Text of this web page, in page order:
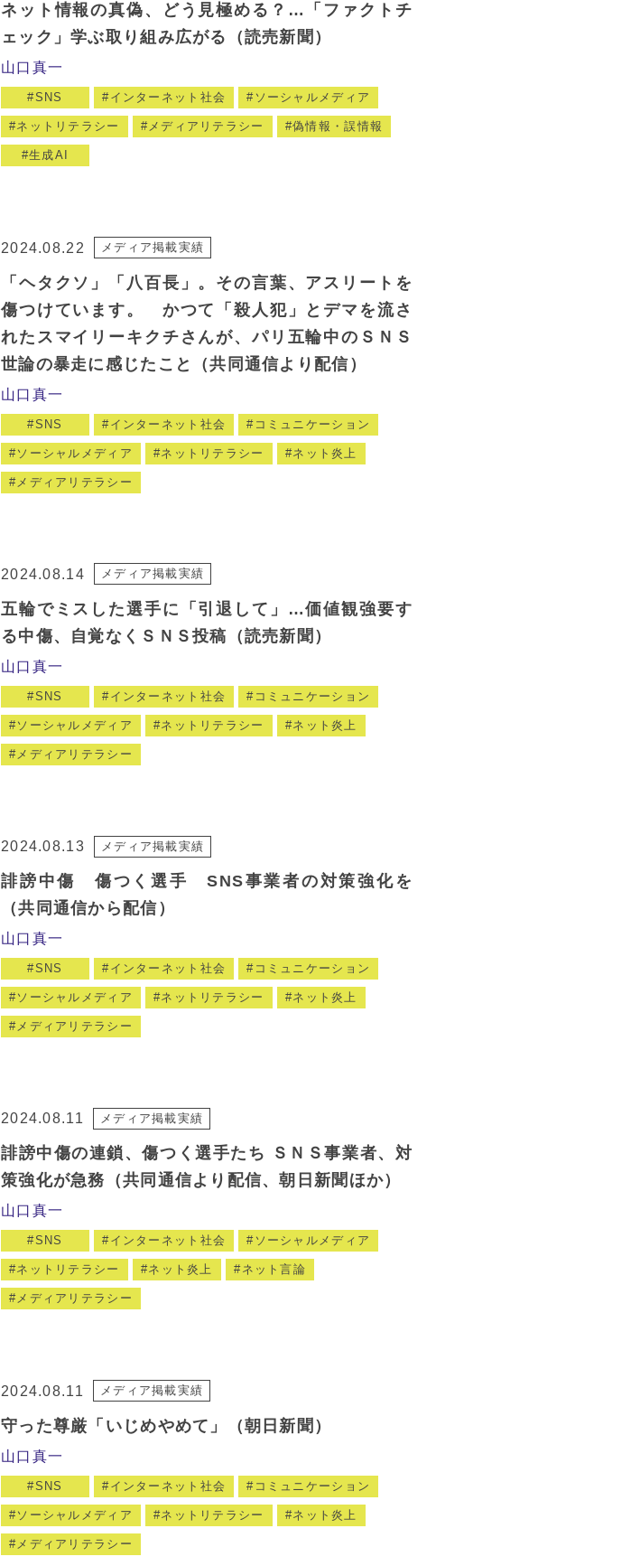
ネット情報の真偽、どう見極める？…「ファクトチ
ェック」学ぶ取り組み広がる（読売新聞）
山口真一
SNS インターネット社会 ソーシャルメディア
ネットリテラシー メディアリテラシー 偽情報・誤情報
生成AI
2024.08.22 メディア掲載実績
「ヘタクソ」「八百長」。その言葉、アスリートを
傷つけています。 かつて「殺人犯」とデマを流さ
れたスマイリーキクチさんが、パリ五輪中のＳＮＳ
世論の暴走に感じたこと（共同通信より配信）
山口真一
SNS インターネット社会 コミュニケーション
ソーシャルメディア ネットリテラシー ネット炎上
メディアリテラシー
2024.08.14 メディア掲載実績
五輪でミスした選手に「引退して」…価値観強要す
る中傷、自覚なくＳＮＳ投稿（読売新聞）
山口真一
SNS インターネット社会 コミュニケーション
ソーシャルメディア ネットリテラシー ネット炎上
メディアリテラシー
2024.08.13 メディア掲載実績
誹謗中傷 傷つく選手 SNS事業者の対策強化を
（共同通信から配信）
山口真一
SNS インターネット社会 コミュニケーション
ソーシャルメディア ネットリテラシー ネット炎上
メディアリテラシー
2024.08.11 メディア掲載実績
誹謗中傷の連鎖、傷つく選手たち ＳＮＳ事業者、対
策強化が急務（共同通信より配信、朝日新聞ほか）
山口真一
SNS インターネット社会 ソーシャルメディア
ネットリテラシー ネット炎上 ネット言論
メディアリテラシー
2024.08.11 メディア掲載実績
守った尊厳「いじめやめて」（朝日新聞）
山口真一
SNS インターネット社会 コミュニケーション
ソーシャルメディア ネットリテラシー ネット炎上
メディアリテラシー